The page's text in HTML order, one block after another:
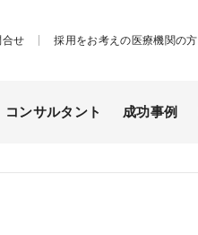
合せ 採用をお考えの医療機関の方
コンサルタント 成功事例